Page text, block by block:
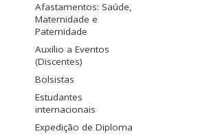
Afastamentos: Saúde,
Maternidade e
Paternidade
Auxílio a Eventos
(Discentes)
Bolsistas
Estudantes
internacionais
Expedição de Diploma